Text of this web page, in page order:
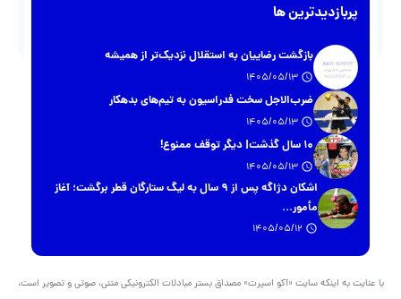
پربازدیدترین ها
بازگشت رضاییان به استقلال نزدیک‌تر از همیشه
ضرب‌الاجل سخت فدراسیون به تیم‌های بدهکار
۱۰ سال گذشت| دیگر توقف ممنوع!
اشکان دژاگه پس از ۹ سال به لیگ ستارگان قطر برگشت؛ آغاز
مأمور...
با عنایت به اینکه سایت «آکو اسپرت» مصداق بستر مبادلات الکترونیکی متنی، صوتی و تصویر است،